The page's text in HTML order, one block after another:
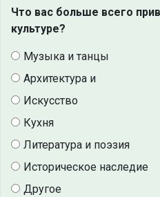
Что вас больше всего
культуре?
Музыка и танцы
Архитектура и
Искусство
Кухня
Литература и поэзия
Историческое наследие
Другое